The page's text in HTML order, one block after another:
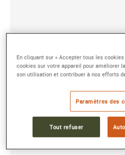
ADRESSE E-MAIL OU NOM
MOT DE PASSE
En cliquant sur « Accepter tous les
cookies sur votre appareil pour améliorer
son utilisation et contribuer à nos efforts
Paramètres des
Tout refuser